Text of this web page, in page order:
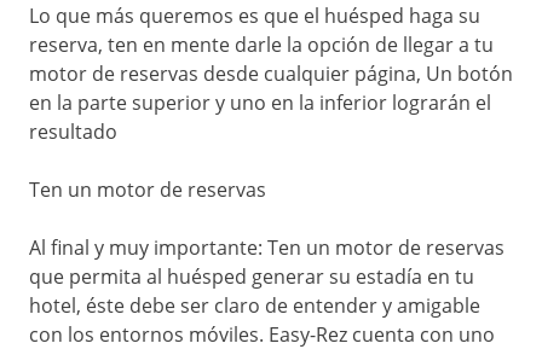
Lo que más queremos es que el huésped haga su
reserva, ten en mente darle la opción de llegar a tu
motor de reservas desde cualquier página, Un botón
en la parte superior y uno en la inferior lograrán el
resultado
Ten un motor de reservas
Al final y muy importante: Ten un motor de reservas
que permita al huésped generar su estadía en tu
hotel, éste debe ser claro de entender y amigable
con los entornos móviles. Easy-Rez cuenta con uno